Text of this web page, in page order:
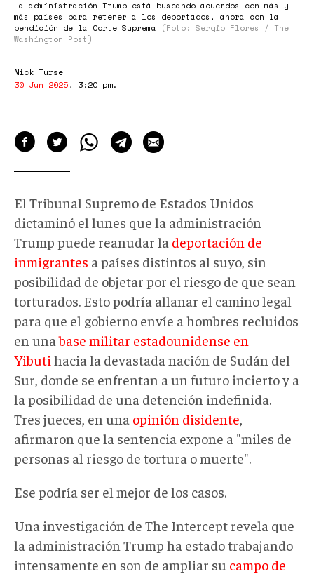
La administración Trump está buscando acuerdos con más y
más países para retener a los deportados, ahora con la
bendición de la Corte Suprema
(Foto: Sergio Flores / The
Washington Post)
Nick Turse
30 Jun 2025, 3:20 pm.
El Tribunal Supremo de Estados Unidos
dictaminó el lunes que la administración
Trump puede reanudar la deportación de
inmigrantes a países distintos al suyo, sin
posibilidad de objetar por el riesgo de que sean
torturados. Esto podría allanar el camino legal
para que el gobierno envíe a hombres recluidos
en unabase militar estadounidense en
Yibuti hacia la devastada nación de Sudán del
Sur, donde se enfrentan a un futuro incierto y a
la posibilidad de una detención indefinida.
Tres jueces, en una opinión disidente
afirmaron que la sentencia expone a "miles de
personas al riesgo de tortura o muerte".
Ese podría ser el mejor de los casos.
Una investigación de The Intercept revela que
la administración Trump ha estado trabajando
intensamente en son de ampliar su campo de